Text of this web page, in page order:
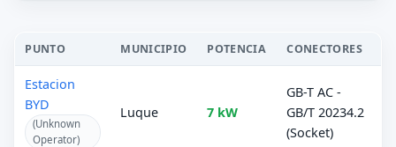
PUNTO MUNICIPIO POTENCIA CONECTORES
Estacion
BYD
(Unknown
Operator)
Luque 7 kW
GB-T AC -
GB/T 20234.2
(Socket)